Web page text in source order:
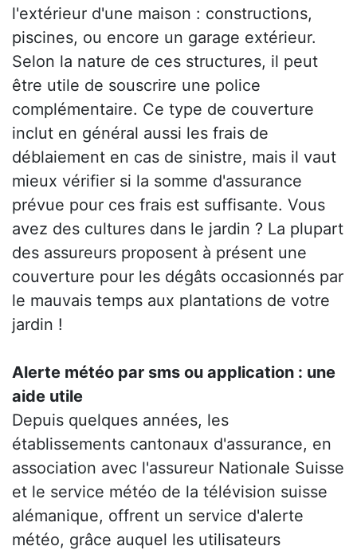
l'extérieur d'une maison : constructions,
piscines, ou encore un garage extérieur.
Selon la nature de ces structures, il peut
être utile de souscrire une police
complémentaire. Ce type de couverture
inclut en général aussi les frais de
déblaiement en cas de sinistre, mais il vaut
mieux vérifier si la somme d'assurance
prévue pour ces frais est suffisante. Vous
avez des cultures dans le jardin ? La plupart
des assureurs proposent à présent une
couverture pour les dégâts occasionnés par
le mauvais temps aux plantations de votre
jardin !
Alerte météo par sms ou application : une
aide utile
Depuis quelques années, les
établissements cantonaux d'assurance, en
association avec l'assureur Nationale Suisse
et le service météo de la télévision suisse
alémanique, offrent un service d'alerte
météo, grâce auquel les utilisateurs